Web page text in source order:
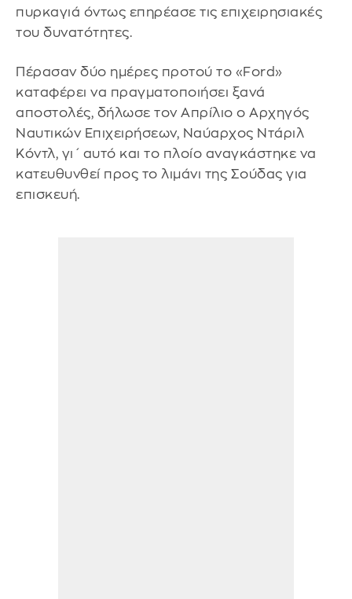
πυρκαγιά όντως επηρέασε τις επιχειρησιακές
του δυνατότητες.
Πέρασαν δύο ημέρες προτού το «Ford»
καταφέρει να πραγματοποιήσει ξανά
αποστολές, δήλωσε τον Απρίλιο ο Αρχηγός
Ναυτικών Επιχειρήσεων, Ναύαρχος Ντάριλ
Κόντλ, γι΄ αυτό και το πλοίο αναγκάστηκε να
κατευθυνθεί προς το λιμάνι της Σούδας για
επισκευή.